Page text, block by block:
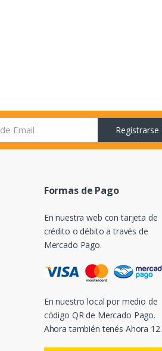
Registrarse
Formas de Pago
En nuestra web con tarjeta de
crédito o débito a través de
Mercado Pago.
En nuestro local por medio de
código QR de Mercado Pago.
Ahora también tenés Ahora 12.